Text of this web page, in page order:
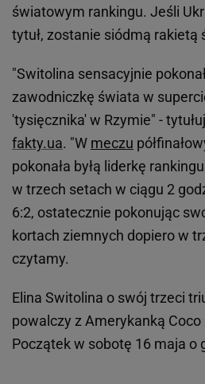
światowym rankingu. Jeśli
tytuł, zostanie siódmą rakietą
"Switolina sensacyjnie
zawodniczkę świata w
'tysięcznika' w Rzymie" -
fakty.ua. "W meczu
pokonała byłą liderkę
w trzech setach w ciągu 2
6:2, ostatecznie pokonując
kortach ziemnych dopiero w
czytamy.
Elina Switolina o swój trzeci
powalczy z Amerykanką Coco
Początek w sobotę 16 maja o